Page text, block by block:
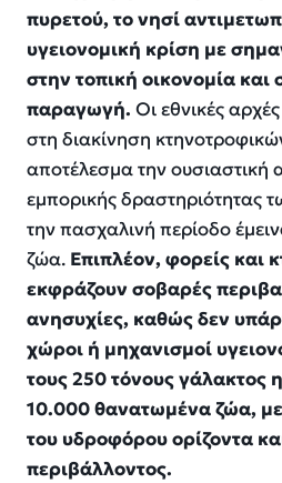
πυρετού, το νησί
υγειονομική κρίση με
στην τοπική οικονομία και
παραγωγή. Οι εθνικές
στη διακίνηση
αποτέλεσμα την ουσιαστική
εμπορικής
την πασχαλινή περίοδο
ζώα. Επιπλέον, φορείς και
εκφράζουν σοβαρές
ανησυχίες, καθώς δεν
χώροι ή μηχανισμοί
τους 250 τόνους γάλακτος
10.000 θανατωμένα ζώα,
του υδροφόρου ορίζοντα
περιβάλλοντος.